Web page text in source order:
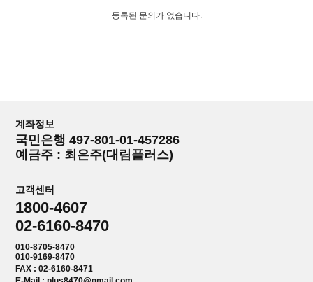
등록된 문의가 없습니다.
계좌정보
국민은행 497-801-01-457286
예금주 : 최은주(대림플러스)
고객센터
1800-4607
02-6160-8470
010-8705-8470
010-9169-8470
FAX : 02-6160-8471